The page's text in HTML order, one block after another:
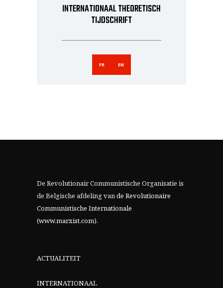
INTERNATIONAAL THEORETISCH
TIJDSCHRIFT
FR EN
De Revolutionair Communistische Organisatie is
de Belgische afdeling vande Revolutionaire
Communistische Internationale
(www.marxist.com).
ACTUALITEIT
INTERNATIONAAL